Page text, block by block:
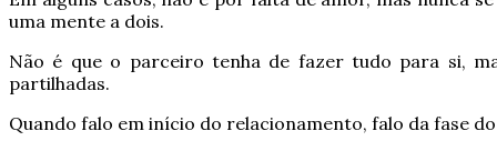
uma mente a dois.
Não é que o parceiro tenha de fazer tudo para si,
partilhadas.
Quando falo em início do relacionamento, falo da fase